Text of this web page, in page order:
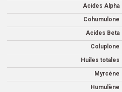
Acides Alpha
Cohumulone
Acides Beta
Coluplone
Huiles totales
Myrcène
Humulène